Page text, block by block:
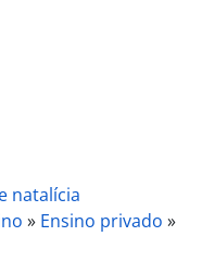
natalícia
» Ensino privado »